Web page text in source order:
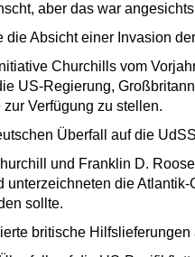
aber das war
die Absicht einer Invasion
Churchills vom
US-Regierung,
Verfügung zu stellen.
Überfall auf die
und Franklin D.
unterzeichneten die
sollte.
britische